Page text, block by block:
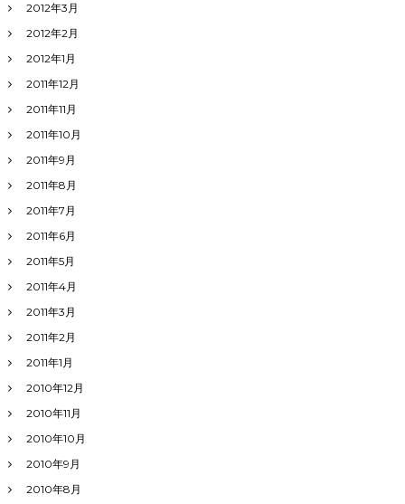
2012年3月
2012年2月
2012年1月
2011年12月
2011年11月
2011年10月
2011年9月
2011年8月
2011年7月
2011年6月
2011年5月
2011年4月
2011年3月
2011年2月
2011年1月
2010年12月
2010年11月
2010年10月
2010年9月
2010年8月